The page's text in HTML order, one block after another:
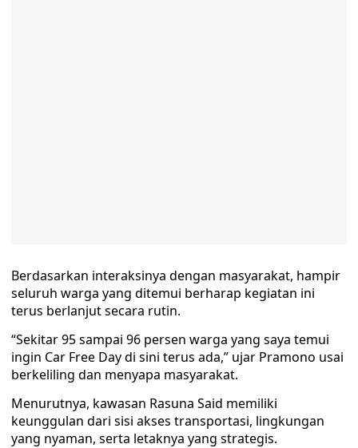
Berdasarkan interaksinya dengan masyarakat, hampir
seluruh warga yang ditemui berharap kegiatan ini
terus berlanjut secara rutin.
“Sekitar 95 sampai 96 persen warga yang saya temui
ingin Car Free Day di sini terus ada,” ujar Pramono usai
berkeliling dan menyapa masyarakat.
Menurutnya, kawasan Rasuna Said memiliki
keunggulan dari sisi akses transportasi, lingkungan
yang nyaman, serta letaknya yang strategis.